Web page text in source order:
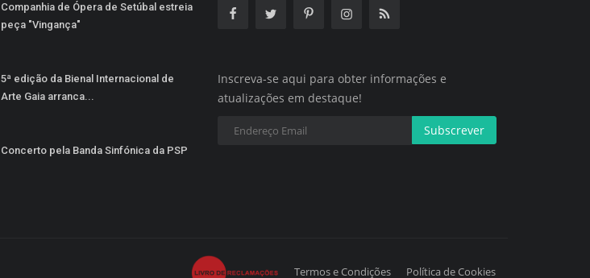
Companhia de Ópera de Setúbal estreia
peça "Vingança"
5ª edição da Bienal Internacional de
Arte Gaia arranca...
Concerto pela Banda Sinfónica da PSP
Inscreva-se aqui para obter informações e
atualizações em destaque!
Subscrever
Termos e Condições Política de Cookies